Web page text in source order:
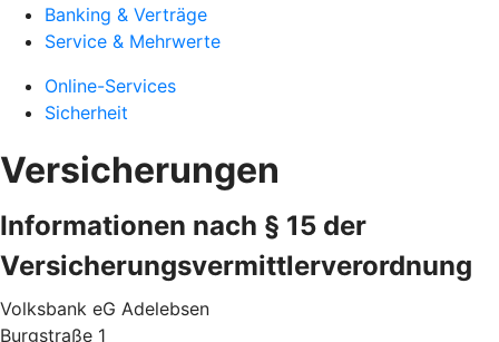
Banking & Verträge
Service & Mehrwerte
Online-Services
Sicherheit
Versicherungen
Informationen nach § 15 der
Versicherungsvermittlerverordnung
Volksbank eG Adelebsen
Burgstraße 1